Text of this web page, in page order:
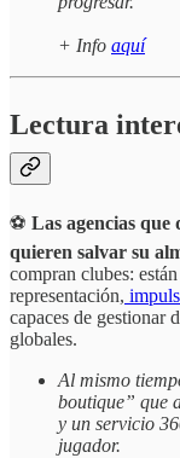
+ Info aquí
Lectura
⚽ Las agencias
quieren salvar su
compran clubes:
representación,
capaces de gestionar
globales.
Al mismo
boutique” que
y un servicio
jugador.